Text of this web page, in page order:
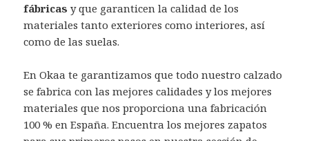
fábricas y que garanticen la calidad de los
materiales tanto exteriores como interiores, así
como de las suelas.
En Okaa te garantizamos que todo nuestro calzado
se fabrica con las mejores calidades y los mejores
materiales que nos proporciona una fabricación
100 % en España. Encuentra los mejores zapatos